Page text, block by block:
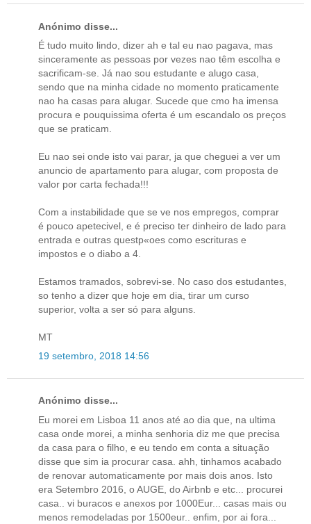
Anónimo disse...
É tudo muito lindo, dizer ah e tal eu nao pagava, mas
sinceramente as pessoas por vezes nao têm escolha e
sacrificam-se. Já nao sou estudante e alugo casa,
sendo que na minha cidade no momento praticamente
nao ha casas para alugar. Sucede que cmo ha imensa
procura e pouquissima oferta é um escandalo os preços
que se praticam.
Eu nao sei onde isto vai parar, ja que cheguei a ver um
anuncio de apartamento para alugar, com proposta de
valor por carta fechada!!!
Com a instabilidade que se ve nos empregos, comprar
é pouco apetecivel, e é preciso ter dinheiro de lado para
entrada e outras questp«oes como escrituras e
impostos e o diabo a 4.
Estamos tramados, sobrevi-se. No caso dos estudantes,
so tenho a dizer que hoje em dia, tirar um curso
superior, volta a ser só para alguns.
MT
19 setembro, 2018 14:56
Anónimo disse...
Eu morei em Lisboa 11 anos até ao dia que, na ultima
casa onde morei, a minha senhoria diz me que precisa
da casa para o filho, e eu tendo em conta a situação
disse que sim ia procurar casa. ahh, tinhamos acabado
de renovar automaticamente por mais dois anos. Isto
era Setembro 2016, o AUGE, do Airbnb e etc... procurei
casa.. vi buracos e anexos por 1000Eur... casas mais ou
menos remodeladas por 1500eur.. enfim, por ai fora...